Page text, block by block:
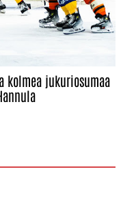
kolmea jukuriosumaa